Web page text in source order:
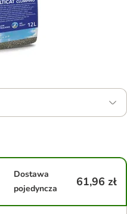
Dostawa
pojedyncza
61,96 zł